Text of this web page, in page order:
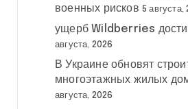
военных рисков 5 августа,
ущерб Wildberries
августа, 2026
В Украине обновят
многоэтажных жилых
августа, 2026